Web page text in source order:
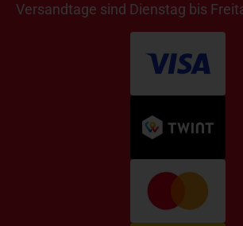
Versandtage sind Dienstag bis